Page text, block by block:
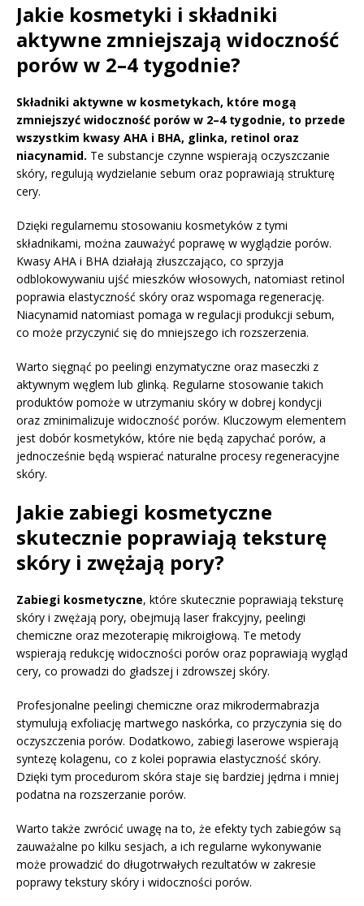
Jakie kosmetyki i składniki
aktywne zmniejszają widoczność
porów w 2–4 tygodnie?
Składniki aktywne w kosmetykach, które mogą
zmniejszyć widoczność porów w 2–4 tygodnie, to przede
wszystkim kwasy AHA i BHA, glinka, retinol oraz
niacynamid. Te substancje czynne wspierają oczyszczanie
skóry, regulują wydzielanie sebum oraz poprawiają strukturę
cery.
Dzięki regularnemu stosowaniu kosmetyków z tymi
składnikami, można zauważyć poprawę w wyglądzie porów.
Kwasy AHA i BHA działają złuszczająco, co sprzyja
odblokowywaniu ujść mieszków włosowych, natomiast retinol
poprawia elastyczność skóry oraz wspomaga regenerację.
Niacynamid natomiast pomaga w regulacji produkcji sebum,
co może przyczynić się do mniejszego ich rozszerzenia.
Warto sięgnąć po peelingi enzymatyczne oraz maseczki z
aktywnym węglem lub glinką. Regularne stosowanie takich
produktów pomoże w utrzymaniu skóry w dobrej kondycji
oraz zminimalizuje widoczność porów. Kluczowym elementem
jest dobór kosmetyków, które nie będą zapychać porów, a
jednocześnie będą wspierać naturalne procesy regeneracyjne
skóry.
Jakie zabiegi kosmetyczne
skutecznie poprawiają teksturę
skóry i zwężają pory?
Zabiegi kosmetyczne, które skutecznie poprawiają teksturę
skóry i zwężają pory, obejmują laser frakcyjny, peelingi
chemiczne oraz mezoterapię mikroigłową. Te metody
wspierają redukcję widoczności porów oraz poprawiają wygląd
cery, co prowadzi do gładszej i zdrowszej skóry.
Profesjonalne peelingi chemiczne oraz mikrodermabrazja
stymulują exfoliację martwego naskórka, co przyczynia się do
oczyszczenia porów. Dodatkowo, zabiegi laserowe wspierają
syntezę kolagenu, co z kolei poprawia elastyczność skóry.
Dzięki tym procedurom skóra staje się bardziej jędrna i mniej
podatna na rozszerzanie porów.
Warto także zwrócić uwagę na to, że efekty tych zabiegów są
zauważalne po kilku sesjach, a ich regularne wykonywanie
może prowadzić do długotrwałych rezultatów w zakresie
poprawy tekstury skóry i widoczności porów.